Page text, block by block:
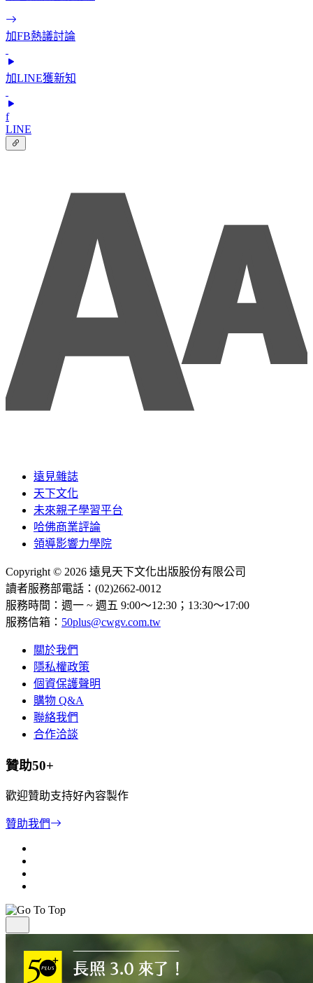
加FB熱議討論
加LINE獲新知
f
LINE
遠見雜誌
天下文化
未來親子學習平台
哈佛商業評論
領導影響力學院
Copyright © 2026 遠見天下文化出版股份有限公司
讀者服務部電話：(02)2662-0012
服務時間：週一 ~ 週五 9:00～12:30；13:30～17:00
服務信箱： 50plus@cwgv.com.tw
關於我們
隱私權政策
個資保護聲明
購物 Q&A
聯絡我們
合作洽談
贊助50+
歡迎贊助支持好內容製作
贊助我們